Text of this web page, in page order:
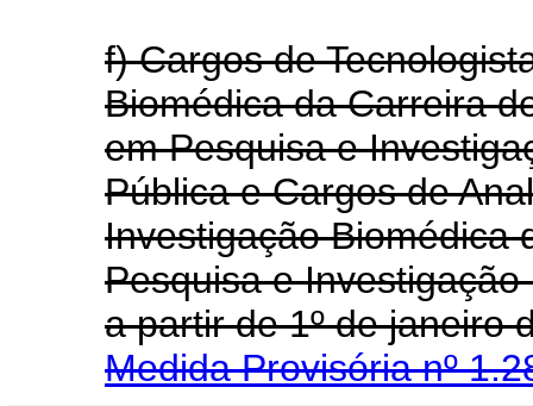
f) Cargos de
Biomédica da Carreira
em Pesquisa e
Pública e Cargos de
Investigação Biomédica
Pesquisa e
a partir de 1º de
Medida Provisória nº